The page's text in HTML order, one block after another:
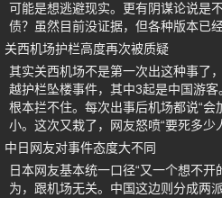
可能是想逃避现实。更有阴谋论说是
债？虽然目前没证据，但各种版本已经
关西机场护栏高度再次被质疑
其实关西机场不是第一次出这种事了
越护栏坠楼事件，其中3起是中国游
根本拦不住。每次出事后机场都说“会
小。这次又栽了，网友怒喷“要死多少
中日网友对事件态度大不同
日本网友基本统一口径“又一个想不
为，跟机场无关。中国这边则分成两